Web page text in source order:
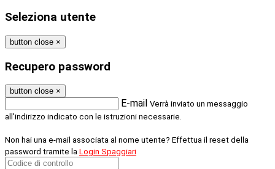
Seleziona utente
button close ×
Recupero password
button close ×
E-mail Verrà inviato un messaggio
all'indirizzo indicato con le istruzioni necessarie.
Non hai una e-mail associata al nome utente? Effettua il reset della
password tramite la Login Spaggiari